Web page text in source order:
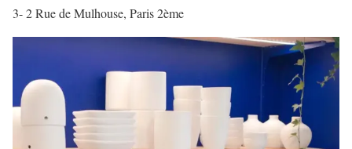
3- 2 Rue de Mulhouse, Paris 2ème